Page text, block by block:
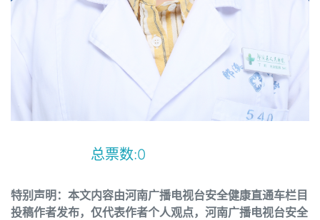
总票数:0
特别声明：本文内容由河南广播电视台安全健康直通车栏目
投稿作者发布，仅代表作者个人观点，河南广播电视台安全